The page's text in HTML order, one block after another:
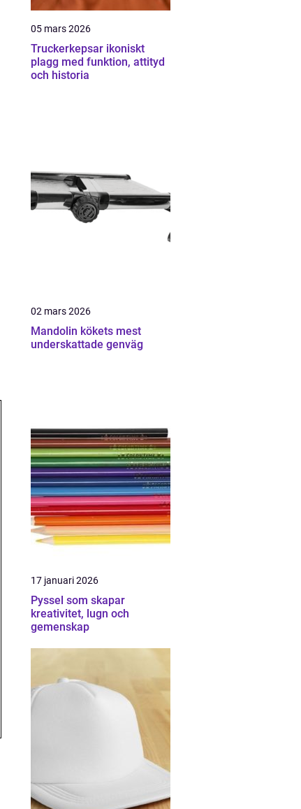
05 mars 2026
Truckerkepsar ikoniskt
plagg med funktion, attityd
och historia
02 mars 2026
Mandolin kökets mest
underskattade genväg
17 januari 2026
Pyssel som skapar
kreativitet, lugn och
gemenskap